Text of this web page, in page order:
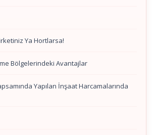
Ya Hortlarsa!
Bölgelerindeki Avantajlar
Yapılan İnşaat Harcamalarında